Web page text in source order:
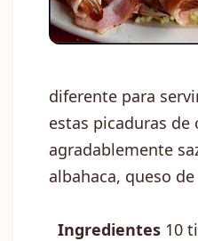
diferente para
estas picaduras de
agradablemente
albahaca, queso
Ingredientes 10